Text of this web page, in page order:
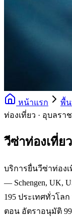
หน้าแรก พื้น
ท่องเที่ยว · อุบลรา
วีซ่าท่องเที่ย
บริการยื่นวีซ่าท่อง
— Schengen, UK,
195 ประเทศทั่วโล
ตอน อัตราอนุมัติ